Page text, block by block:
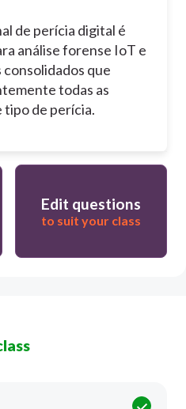
de perícia digital é
análise forense IoT e
que
todas as
tipo de perícia.
Edit questions
to suit your class